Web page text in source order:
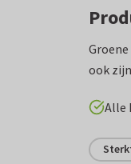
ook
Alle